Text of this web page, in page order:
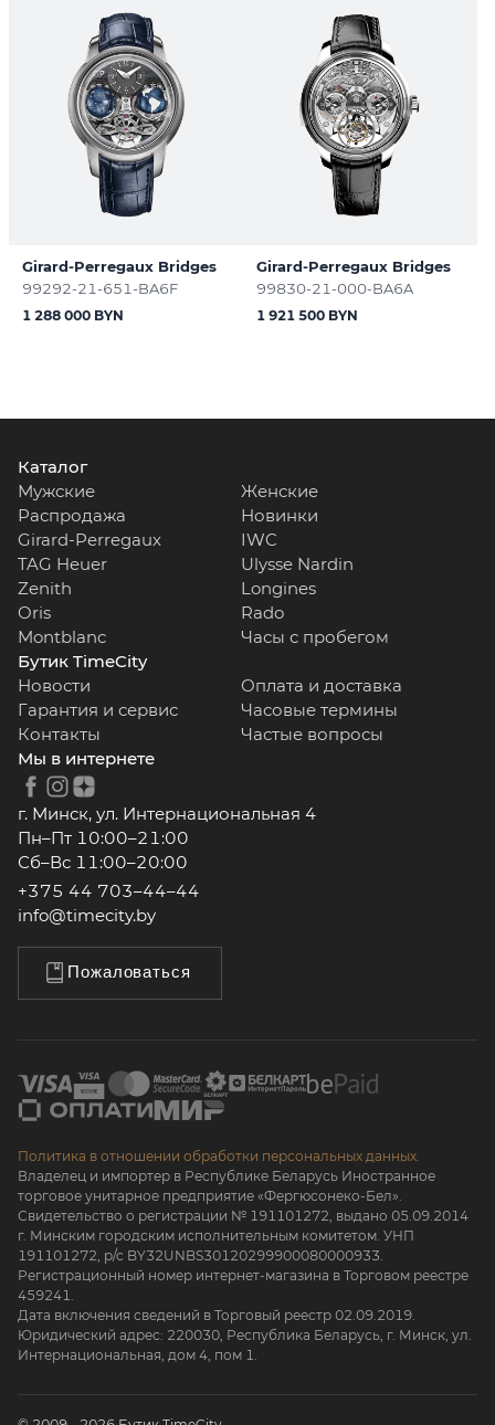
Girard-Perregaux Bridges
99292-21-651-BA6F
1 288 000 BYN
Girard-Perregaux Bridges
99830-21-000-BA6A
1 921 500 BYN
Каталог
Мужские
Женские
Распродажа
Новинки
Girard-Perregaux
IWC
TAG Heuer
Ulysse Nardin
Zenith
Longines
Oris
Rado
Montblanc
Часы с пробегом
Бутик TimeCity
Новости
Оплата и доставка
Гарантия и сервис
Часовые термины
Контакты
Частые вопросы
Мы в интернете
г. Минск, ул. Интернациональная 4
Пн–Пт 10:00–21:00
Сб–Вс 11:00–20:00
+375 44 703–44–44
info@timecity.by
Пожаловаться
Политика в отношении обработки персональных данных.
Владелец и импортер в Республике Беларусь Иностранное
торговое унитарное предприятие «Фергюсонеко-Бел».
Свидетельство о регистрации № 191101272, выдано 05.09.2014
г. Минским городским исполнительным комитетом. УНП
191101272, р/с BY32UNBS30120299900080000933.
Регистрационный номер интернет-магазина в Торговом реестре
459241.
Дата включения сведений в Торговый реестр 02.09.2019.
Юридический адрес: 220030, Республика Беларусь, г. Минск, ул.
Интернациональная, дом 4, пом 1.